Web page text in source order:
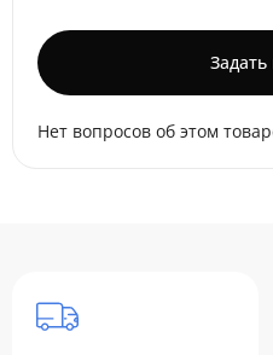
Задать
Нет вопросов об этом